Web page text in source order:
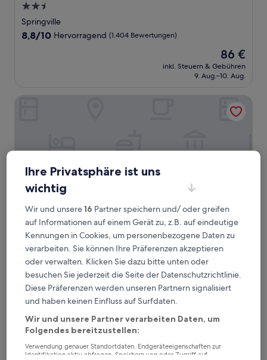
2.5-
Sterne-
Unterkunft
Springville
8.8
8,8/10 Hervorragend (1.404 Bewertungen)
Der
Preis
beträgt
86 €
inkl. Steuern & Gebühren
9. Aug.–10. Aug.
Days Inn by Wyndham Springville
Days Inn by Wyndham Springville
2.0-
Sterne-
Unterkunft
Springville
8.2
10,
Sehr
gut,
Bewertungen)
8,2/10 Sehr gut (1.344 Bewertungen)
inkl. Steuern & Gebühren
Hampton Inn & Suites Spanish Fork
Ihre Privatsphäre ist uns
wichtig
Wir und unsere16 Partner speichern und/ oder greifen
auf Informationen auf einem Gerät zu, z.B. auf eindeutige
Kennungen in Cookies, um personenbezogene Daten zu
verarbeiten. Sie können Ihre Präferenzen akzeptieren
oder verwalten. Klicken Sie dazu bitte unten oder
besuchen Sie jederzeit die Seite der Datenschutzrichtlinie.
Diese Präferenzen werden unseren Partnern signalisiert
und haben keinen Einfluss auf Surfdaten.
Wir und unsere Partner verarbeiten Daten, um
Folgendes bereitzustellen:
Verwendung genauer Standortdaten. Endgeräteeigenschaften zur
Identifikation aktiv abfragen. Speichern von oder Zugriff auf